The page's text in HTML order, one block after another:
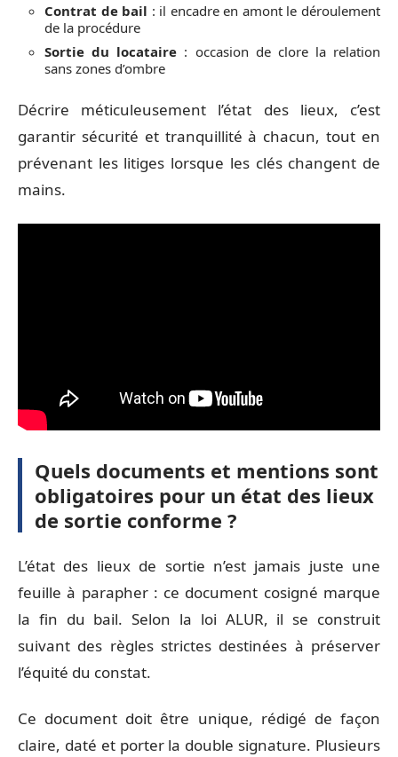
Contrat de bail : il encadre en amont le déroulement
de la procédure
Sortie du locataire : occasion de clore la relation
sans zones d’ombre
Décrire méticuleusement l’état des lieux, c’est
garantir sécurité et tranquillité à chacun, tout en
prévenant les litiges lorsque les clés changent de
mains.
Quels documents et mentions sont
obligatoires pour un état des lieux
de sortie conforme ?
L’état des lieux de sortie n’est jamais juste une
feuille à parapher : ce document cosigné marque
la fin du bail. Selon la loi ALUR, il se construit
suivant des règles strictes destinées à préserver
l’équité du constat.
Ce document doit être unique, rédigé de façon
claire, daté et porter la double signature. Plusieurs